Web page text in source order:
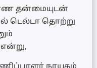
தன்மையுடன்
டெல்டா தொற்று